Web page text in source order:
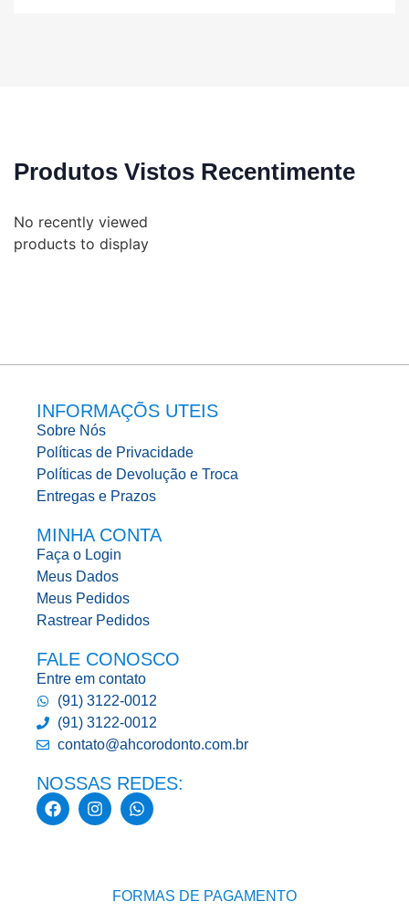
Produtos Vistos Recentimente
No recently viewed
products to display
INFORMAÇÕS UTEIS
Sobre Nós
Políticas de Privacidade
Políticas de Devolução e Troca
Entregas e Prazos
MINHA CONTA
Faça o Login
Meus Dados
Meus Pedidos
Rastrear Pedidos
FALE CONOSCO
Entre em contato
(91) 3122-0012
(91) 3122-0012
contato@ahcorodonto.com.br
NOSSAS REDES:
FORMAS DE PAGAMENTO